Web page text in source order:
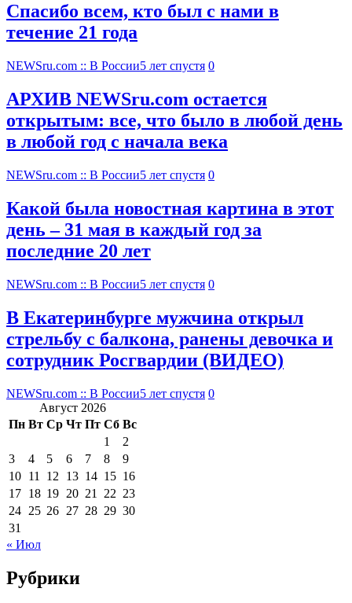
Спасибо всем, кто был с нами в
течение 21 года
NEWSru.com :: В России5 лет спустя 0
АРХИВ NEWSru.com остается
открытым: все, что было в любой день
в любой год с начала века
NEWSru.com :: В России5 лет спустя 0
Какой была новостная картина в этот
день – 31 мая в каждый год за
последние 20 лет
NEWSru.com :: В России5 лет спустя 0
В Екатеринбурге мужчина открыл
стрельбу с балкона, ранены девочка и
сотрудник Росгвардии (ВИДЕО)
NEWSru.com :: В России5 лет спустя 0
Август 2026
Пн Вт Ср Чт Пт Сб Вс
1
2
3
4 5 6 7 8
9
10 11 12 13 14 15 16
17 18 19 20 21 22 23
24 25 26 27 28 29 30
31
« Июл
Рубрики